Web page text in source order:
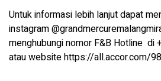
Untuk informasi lebih lanjut dapat
instagram
menghubungi nomor F&B Hotline di
atau website https://all.accor.com/